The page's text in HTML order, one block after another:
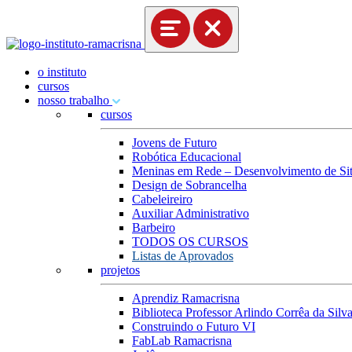
o instituto
cursos
nosso trabalho
cursos
Jovens de Futuro
Robótica Educacional
Meninas em Rede – Desenvolvimento de
Design de Sobrancelha
Cabeleireiro
Auxiliar Administrativo
Barbeiro
TODOS OS CURSOS
Listas de Aprovados
projetos
Aprendiz Ramacrisna
Biblioteca Professor Arlindo Corrêa da Silva
Construindo o Futuro VI
FabLab Ramacrisna